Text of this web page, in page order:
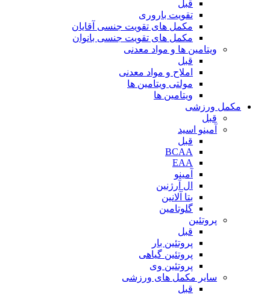
قبل
تقویت باروری
مکمل های تقویت جنسی آقایان
مکمل های تقویت جنسی بانوان
ویتامین ها و مواد معدنی
قبل
املاح و مواد معدنی
مولتی ویتامین ها
ویتامین ها
مکمل ورزشی
قبل
آمینو اسید
قبل
BCAA
EAA
آمینو
ال آرژنین
بتا آلانین
گلوتامین
پروتئین
قبل
پروتئین بار
پروتئین گیاهی
پروتئین وی
سایر مکمل های ورزشی
قبل